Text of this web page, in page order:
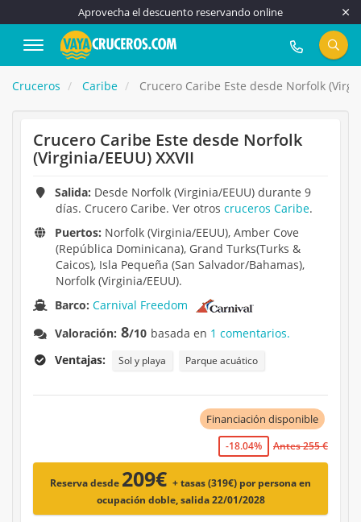
Aprovecha el descuento reservando online
917 815 555
Cruceros Caribe Crucero Caribe Este desde Norfolk
Crucero Caribe Este desde Norfolk
(Virginia/EEUU) XXVII
Salida: Desde Norfolk (Virginia/EEUU) durante 9
días. Crucero Caribe. Ver otros cruceros Caribe.
Puertos: Norfolk (Virginia/EEUU), Amber Cove
(República Dominicana), Grand Turks(Turks &
Caicos), Isla Pequeña (San Salvador/Bahamas),
Norfolk (Virginia/EEUU).
Barco:Carnival Freedom
Valoración: 8/10 basada en 1 comentarios.
Ventajas:
Sol y playa Parque acuático
Financiación disponible
-18.04% Antes 255 €
Reserva desde 209€ + tasas (319€) por persona en
ocupación doble, salida 22/01/2028